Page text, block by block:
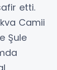
etti.
Camii
Şule